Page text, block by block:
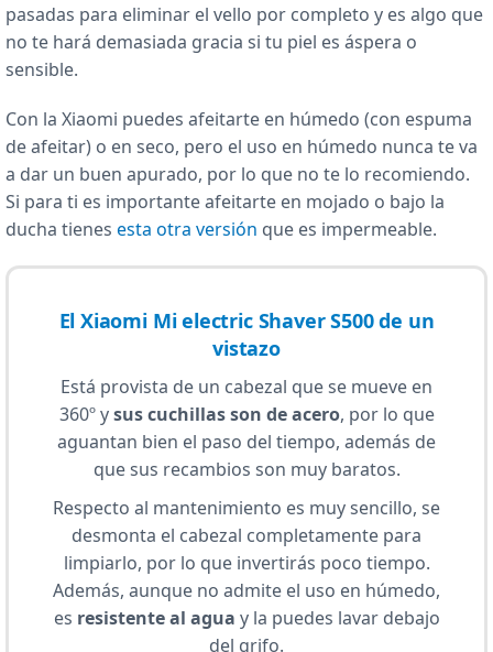
pasadas para eliminar el vello por completo y es algo que
no te hará demasiada gracia si tu piel es áspera o
sensible.
Con la Xiaomi puedes afeitarte en húmedo (con espuma
de afeitar) o en seco, pero el uso en húmedo nunca te va
a dar un buen apurado, por lo que no te lo recomiendo.
Si para ti es importante afeitarte en mojado o bajo la
ducha tienes esta otra versión que es impermeable.
El Xiaomi Mi electric Shaver S500 de un
vistazo
Está provista de un cabezal que se mueve en
360º ysus cuchillas son de acero, por lo que
aguantan bien el paso del tiempo, además de
que sus recambios son muy baratos.
Respecto al mantenimiento es muy sencillo, se
desmonta el cabezal completamente para
limpiarlo, por lo que invertirás poco tiempo.
Además, aunque no admite el uso en húmedo,
es resistente al agua y la puedes lavar debajo
del grifo.